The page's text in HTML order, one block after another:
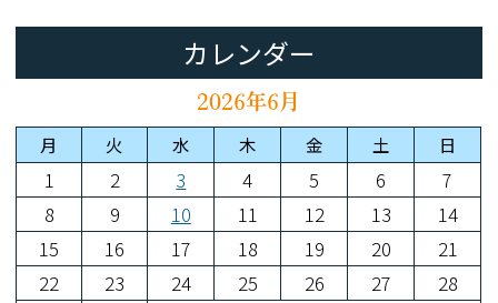
カレンダー
2026年6月
月 火 水 木 金 土 日
1 2 3 4 5 6
7
8
9 10 11 12 13
14
15
16 17 18 19 20
21
22
23 24 25 26 27
28